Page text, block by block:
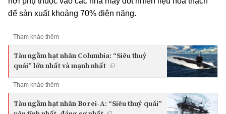
để sản xuất khoảng 70% điện năng.
Tham khảo thêm
Tàu ngầm hạt nhân Columbia: “Siêu thuỷ
quái” lớn nhất và mạnh nhất
Tham khảo thêm
Tàu ngầm hạt nhân Borei-A: “Siêu thuỷ quái”